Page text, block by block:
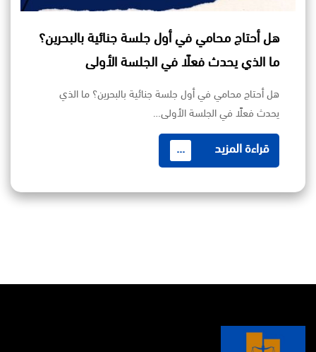
هل أحتاج محامي في أول جلسة جنائية بالبحرين؟
ما الذي يحدث فعلًا في الجلسة الأولى
هل أحتاج محامي في أول جلسة جنائية بالبحرين؟ ما الذي
يحدث فعلًا في الجلسة الأولى…
قراءة المزيد ...